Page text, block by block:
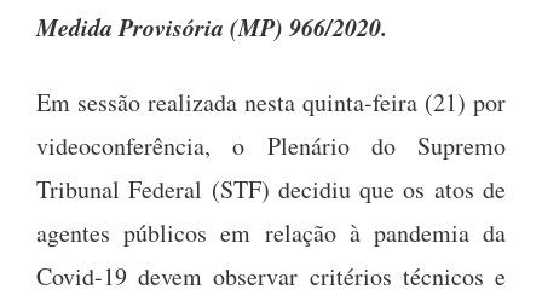
Medida Provisória (MP) 966/2020.
Em sessão realizada nesta quinta-feira (21) por
videoconferência, o Plenário do Supremo
Tribunal Federal (STF) decidiu que os atos de
agentes públicos em relação à pandemia da
Covid-19 devem observar critérios técnicos e